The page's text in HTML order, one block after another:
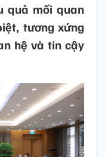
quả mối quan
tương xứng
hệ và tin cậy